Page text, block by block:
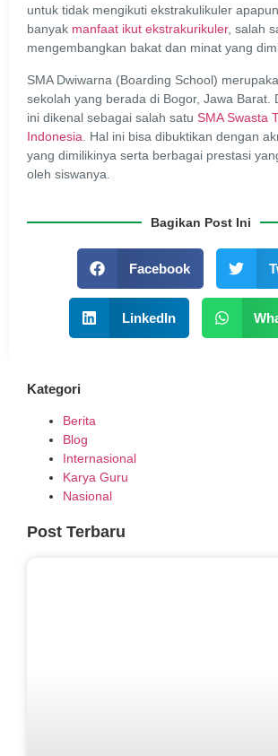
untuk tidak mengikuti ekstrakulikuler
banyak manfaat ikut ekstrakurikuler, salah
mengembangkan bakat dan minat yang
SMA Dwiwarna (Boarding School)
sekolah yang berada di Bogor, Jawa Barat.
ini dikenal sebagai salah satu SMA Swasta
Indonesia . Hal ini bisa dibuktikan dengan
yang dimilikinya serta berbagai prestasi
oleh siswanya.
Bagikan Post Ini
Facebook
LinkedIn
Kategori
Berita
Blog
Internasional
Karya Guru
Nasional
Post Terbaru